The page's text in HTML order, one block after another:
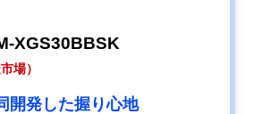
XGS30BBSK
場）
開発した握り心地